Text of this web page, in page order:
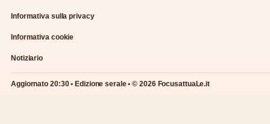
Informativa sulla privacy
Informativa cookie
Notiziario
Aggiornato 20:30 • Edizione serale • © 2026 FocusattuaLe.it